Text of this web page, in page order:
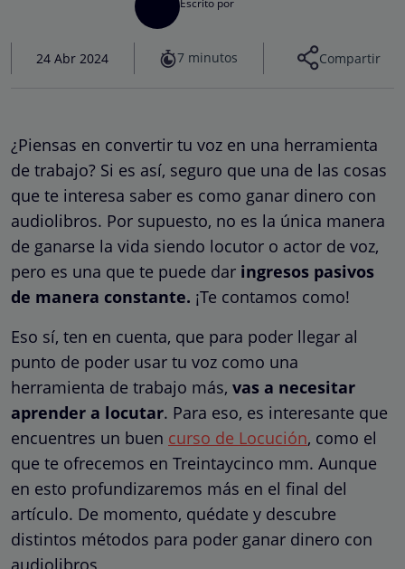
Escrito por
24 Abr 2024 7 minutos Compartir
¿Piensas en convertir tu voz en una herramienta
de trabajo? Si es así, seguro que una de las cosas
que te interesa saber es como ganar dinero con
audiolibros. Por supuesto, no es la única manera
de ganarse la vida siendo locutor o actor de voz,
pero es una que te puede dar ingresos pasivos
de manera constante. ¡Te contamos como!
Eso sí, ten en cuenta, que para poder llegar al
punto de poder usar tu voz como una
herramienta de trabajo más, vas a necesitar
aprender a locutar. Para eso, es interesante que
encuentres un buen curso de Locución, como el
que te ofrecemos en Treintaycinco mm. Aunque
en esto profundizaremos más en el final del
artículo. De momento, quédate y descubre
distintos métodos para poder ganar dinero con
audiolibros